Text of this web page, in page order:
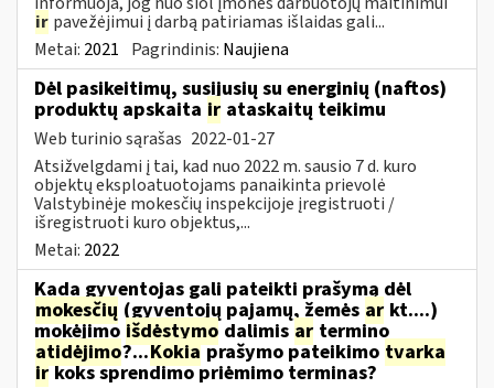
ir pavežėjimui į darbą patiriamas išlaidas gali...
Metai: 2021 Pagrindinis: Naujiena
Dėl pasikeitimų, susijusių su energinių (naftos)
produktų apskaita ir ataskaitų teikimu
Web turinio sąrašas 2022-01-27
Atsižvelgdami į tai, kad nuo 2022 m. sausio 7 d. kuro
objektų eksploatuotojams panaikinta prievolė
Valstybinėje mokesčių inspekcijoje įregistruoti /
išregistruoti kuro objektus,...
Metai: 2022
Kada gyventojas gali pateikti prašymą dėl
mokesčių (gyventojų pajamų, žemės ar kt....)
mokėjimo išdėstymo dalimis ar termino
atidėjimo?...Kokiaprašymo pateikimo tvarka
irkoks sprendimo priėmimo terminas?